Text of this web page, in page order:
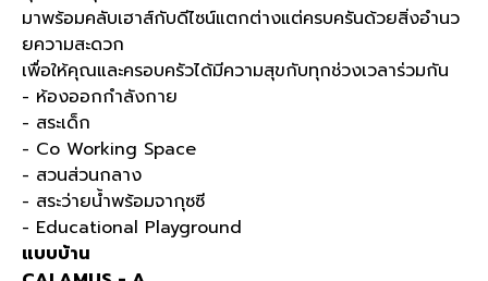
มาพร้อมคลับเฮาส์กับดีไซน์แตกต่างแต่ครบครันด้วยสิ่งอำนว
ยความสะดวก
เพื่อให้คุณและครอบครัวได้มีความสุขกับทุกช่วงเวลาร่วมกัน
- ห้องออกกำลังกาย
- สระเด็ก
- Co Working Space
- สวนส่วนกลาง
- สระว่ายน้ำพร้อมจากุซซี
- Educational Playground​
แบบบ้าน